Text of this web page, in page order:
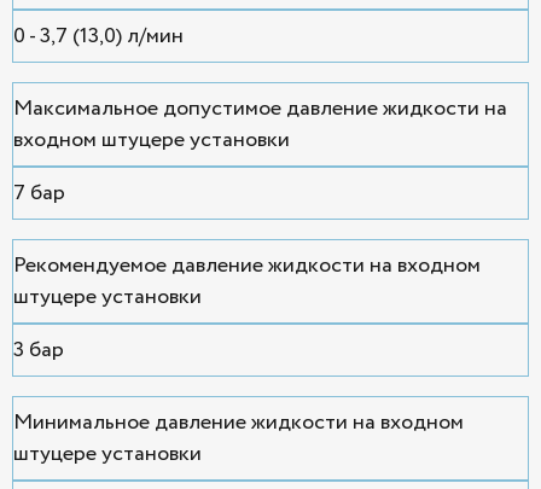
0 - 3,7 (13,0) л/мин
Максимальное допустимое давление жидкости на
входном штуцере установки
7 бар
Рекомендуемое давление жидкости на входном
штуцере установки
3 бар
Минимальное давление жидкости на входном
штуцере установки